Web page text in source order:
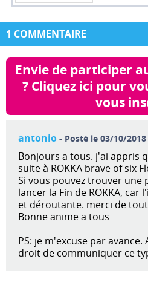
1 COMMENTAIRE
Envie de participer
? Cliquez ici pour
vous
antonio - Posté le 03/10/2018
Bonjours a tous. j'ai appris
suite à ROKKA brave of six
Si vous pouvez trouver
lancer la Fin de ROKKA,
et déroutante. merci de
Bonne anime a tous
PS: je m'excuse par avance.
droit de communiquer ce